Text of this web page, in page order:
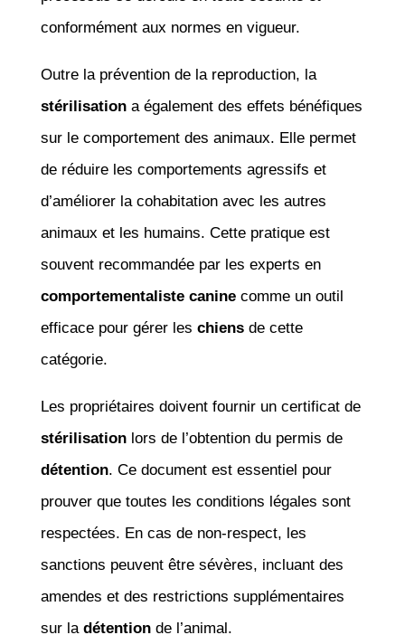
conformément aux normes en vigueur.
Outre la prévention de la reproduction, la
stérilisationa également des effets bénéfiques
sur le comportement des animaux. Elle permet
de réduire les comportements agressifs et
d’améliorer la cohabitation avec les autres
animaux et les humains. Cette pratique est
souvent recommandée par les experts en
comportementaliste caninecomme un outil
efficace pour gérer les chiensde cette
catégorie.
Les propriétaires doivent fournir un certificat de
stérilisationlors de l’obtention du permis de
détention. Ce document est essentiel pour
prouver que toutes les conditions légales sont
respectées. En cas de non-respect, les
sanctions peuvent être sévères, incluant des
amendes et des restrictions supplémentaires
sur la détentionde l’animal.